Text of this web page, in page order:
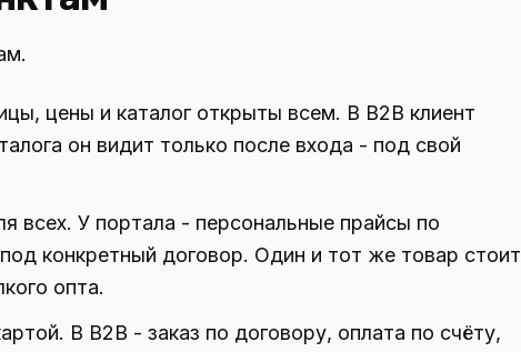
цены и каталог открыты всем. В B2B клиент
он видит только после входа - под свой
всех. У портала - персональные прайсы по
конкретный договор. Один и тот же товар стоит
опта.
В B2B - заказ по договору, оплата по счёту,